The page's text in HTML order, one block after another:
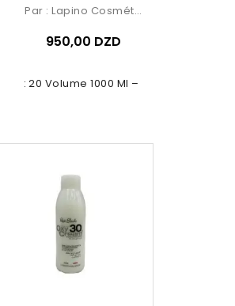
20 Volume 1000 Ml – Renée...
Par : Lapino Cosmétique
950,00 DZD